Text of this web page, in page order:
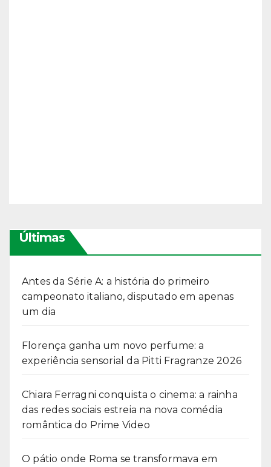
Últimas
Antes da Série A: a história do primeiro
campeonato italiano, disputado em apenas
um dia
Florença ganha um novo perfume: a
experiência sensorial da Pitti Fragranze 2026
Chiara Ferragni conquista o cinema: a rainha
das redes sociais estreia na nova comédia
romântica do Prime Video
O pátio onde Roma se transformava em